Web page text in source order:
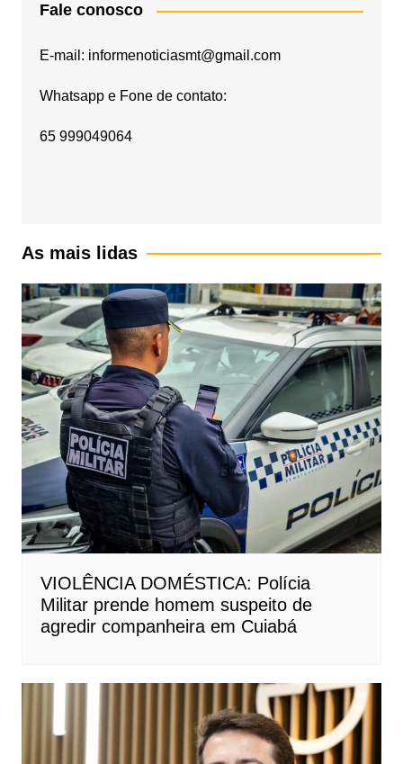
Fale conosco
E-mail: informenoticiasmt@gmail.com
Whatsapp e Fone de contato:
65 999049064
As mais lidas
VIOLÊNCIA DOMÉSTICA: Polícia
Militar prende homem suspeito de
agredir companheira em Cuiabá